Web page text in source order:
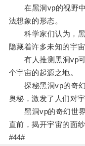
在黑洞vp的视野中
法想象的形态。
科学家们认为，黑
隐藏着许多未知的宇宙
有人推测黑洞vp可
个宇宙的起源之地。
探秘黑洞vp的奇幻
奥秘，激发了人们对
黑洞vp的奇幻世界
直前，揭开宇宙的面
#44#